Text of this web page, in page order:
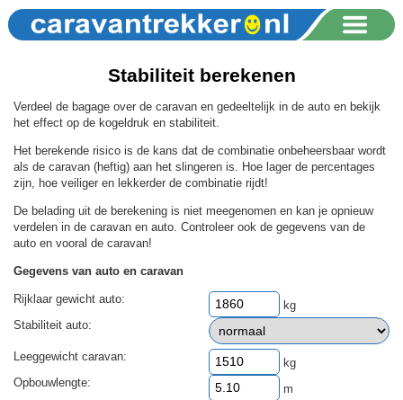
Stabiliteit berekenen
Verdeel de bagage over de caravan en gedeeltelijk in de auto en bekijk
het effect op de kogeldruk en stabiliteit.
Het berekende risico is de kans dat de combinatie onbeheersbaar wordt
als de caravan (heftig) aan het slingeren is. Hoe lager de percentages
zijn, hoe veiliger en lekkerder de combinatie rijdt!
De belading uit de berekening is niet meegenomen en kan je opnieuw
verdelen in de caravan en auto. Controleer ook de gegevens van de
auto en vooral de caravan!
Gegevens van auto en caravan
Rijklaar gewicht auto:
kg
Stabiliteit auto:
Leeggewicht caravan:
kg
Opbouwlengte:
m